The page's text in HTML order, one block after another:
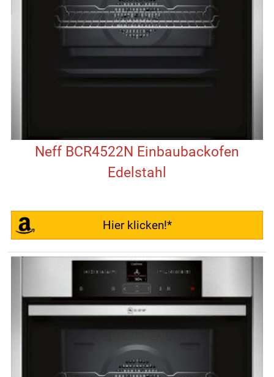
Neff BCR4522N Einbaubackofen
Edelstahl
Hier klicken!*